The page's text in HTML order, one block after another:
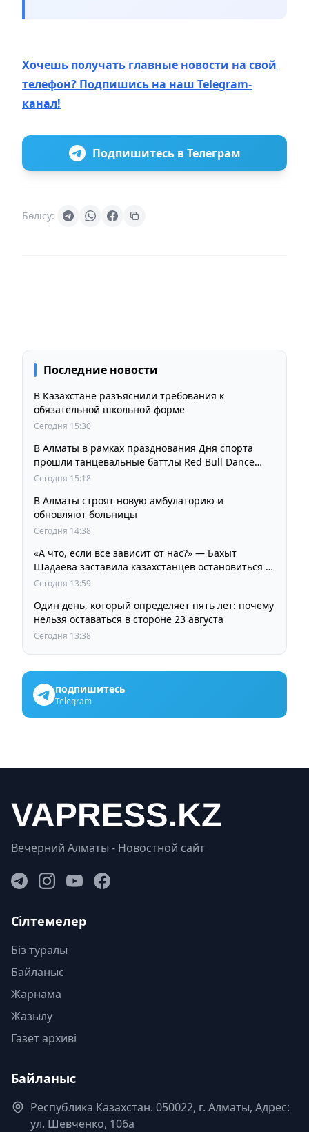
Хочешь получать главные новости на свой
телефон? Подпишись на наш Telegram-
канал!
Подпишитесь в Телеграм
Бөлісу:
Последние новости
В Казахстане разъяснили требования к
обязательной школьной форме
Сегодня 15:30
В Алматы в рамках празднования Дня спорта
прошли танцевальные баттлы Red Bull Dance
Your Style
Сегодня 15:18
В Алматы строят новую амбулаторию и
обновляют больницы
Сегодня 14:38
«А что, если все зависит от нас?» — Бахыт
Шадаева заставила казахстанцев остановиться и
задуматься
Сегодня 13:59
Один день, который определяет пять лет: почему
нельзя оставаться в стороне 23 августа
Сегодня 13:38
подпишитесь
Telegram
Вечерний Алматы - Новостной сайт
Сілтемелер
Біз туралы
Байланыс
Жарнама
Жазылу
Газет архиві
Байланыс
Республика Казахстан. 050022, г. Алматы, Адрес:
ул. Шевченко, 106а